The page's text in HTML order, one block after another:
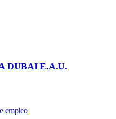
DUBAI E.A.U.
empleo